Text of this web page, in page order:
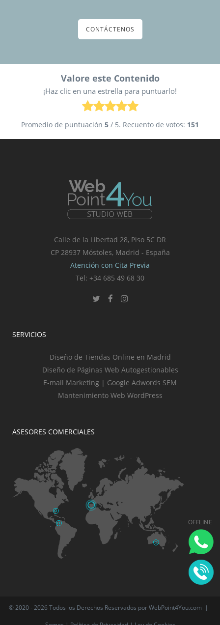
CONTÁCTENOS
Valore este Contenido
¡Haz clic en una estrella para puntuarlo!
Promedio de puntuación 5 / 5. Recuento de votos: 151
Calle de la Libertad 28, Piso 5C DR
CP 28937 Móstoles, Madrid - España
Atención con Cita Previa
Tel: +34 685 49 68 30
SERVICIOS
Diseño de Tiendas Online en Madrid
Diseño de Páginas Web Autogestionables
E-mail Marketing | Google Adwords SEM
Mantenimiento Web WordPress
ASESORES COMERCIALES
© 2020 - 2026 Todos los Derechos Reservados por WebPoint4You.com |
OFFLINE